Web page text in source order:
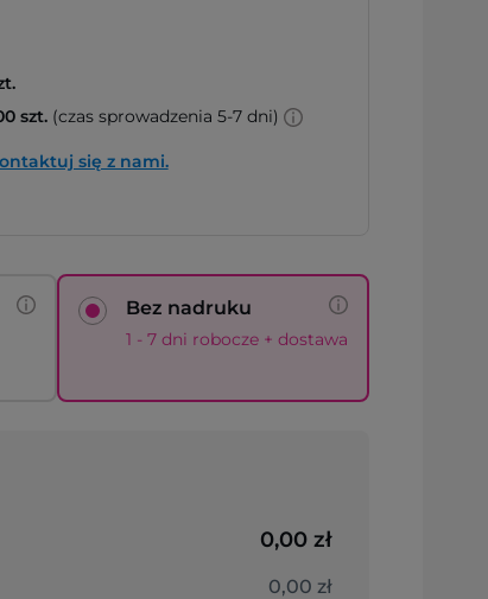
szt.(czas sprowadzenia 5-7 dni)
się z nami.
Bez nadruku
1 - 7 dni robocze + dostawa
0,00 zł
0,00 zł